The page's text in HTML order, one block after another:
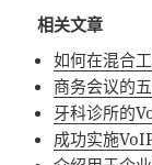
相关文章
如何在混合
商务会议的
牙科诊所的
成功实施